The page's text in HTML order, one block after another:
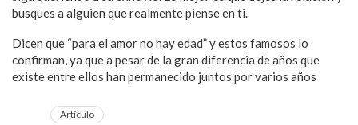
busques a alguien que realmente piense en ti.
Dicen que “para el amor no hay edad” y estos famosos lo
confirman, ya que a pesar de la gran diferencia de años que
existe entre ellos han permanecido juntos por varios años
Artículo